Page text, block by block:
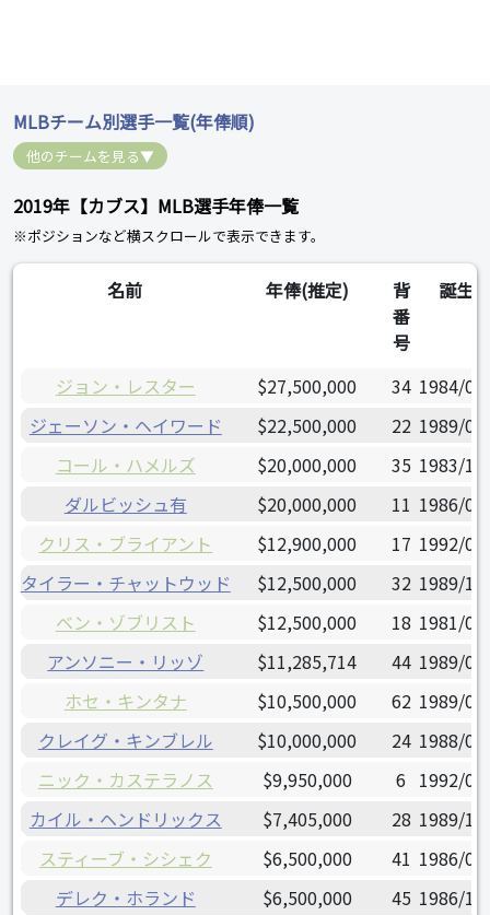
MLBチーム別選手一覧(年俸順)
他のチームを見る▼
2019年【カブス】MLB選手年俸一覧
※ポジションなど横スクロールで表示できます。
名前 年俸(推定)
背
番
号
誕生日
ジョン・レスター $27,500,000 34 1984/
ジェーソン・ヘイワード
$22,500,000 22 1989/
コール・ハメルズ
$20,000,000 35 1983/
ダルビッシュ有
$20,000,000 11 1986/
クリス・ブライアント
$12,900,000 17 1992/
タイラー・チャットウッド
$12,500,000 32 1989/
ベン・ゾブリスト
$12,500,000 18 1981/
アンソニー・リッゾ
$11,285,714 44 1989/
ホセ・キンタナ
$10,500,000 62 1989/
クレイグ・キンブレル
$10,000,000 24 1988/
ニック・カステラノス
$9,950,000 6 1992/
カイル・ヘンドリックス
$7,405,000 28 1989/
スティーブ・シシェク
$6,500,000 41 1986/
デレク・ホランド
$6,500,000 45 1986/